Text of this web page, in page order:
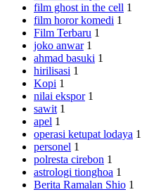
film ghost in the cell 1
film horor komedi 1
Film Terbaru 1
joko anwar 1
ahmad basuki 1
hirilisasi 1
Kopi 1
nilai ekspor 1
sawit 1
apel 1
operasi ketupat lodaya 1
personel 1
polresta cirebon 1
astrologi tionghoa 1
Berita Ramalan Shio 1